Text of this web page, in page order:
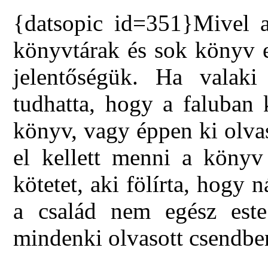
{datsopic id=351}Mivel
könyvtárak és sok könyv
jelentőségük. Ha
tudhatta, hogy a faluban
könyv, vagy éppen ki
el kellett menni a könyv
kötetet, aki fölírta, hogy
a család nem egész
mindenki olvasott